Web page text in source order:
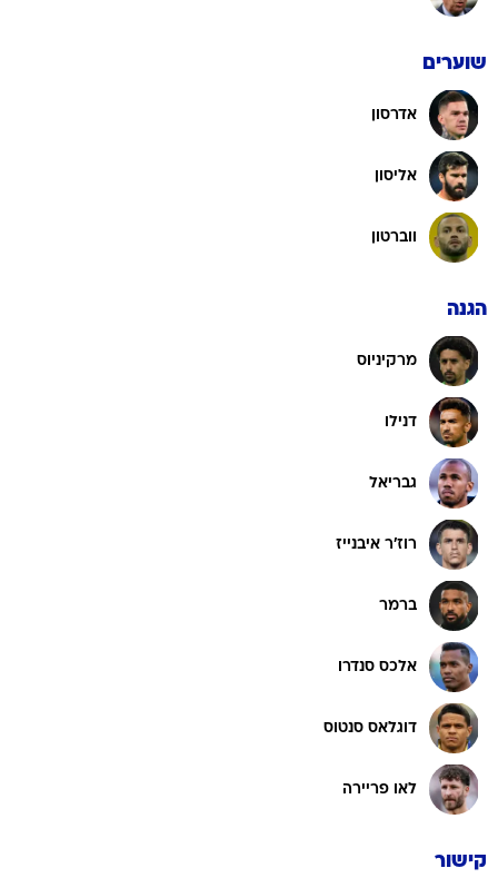
שוערים
אדרסון
אליסון
ווברטון
הגנה
מרקיניוס
דנילו
גבריאל
רוז'ר איבנייז
ברמר
אלכס סנדרו
דוגלאס סנטוס
לאו פריירה
קישור